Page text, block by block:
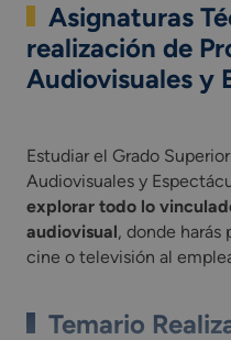
Asignaturas
realización de
Audiovisuales y
Estudiar el Grado
Audiovisuales y
explorar todo lo
audiovisual, donde harás
cine o televisión al
Temario